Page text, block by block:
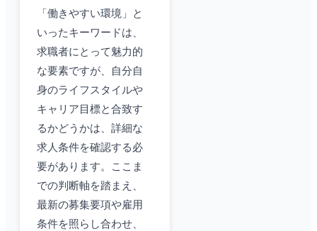
「働きやすい環境」と
いったキーワードは、
求職者にとって魅力的
な要素ですが、自分自
身のライフスタイルや
キャリア目標と合致す
るかどうかは、詳細な
求人条件を確認する必
要があります。ここま
での判断軸を踏まえ、
最新の募集要項や雇用
条件を照らし合わせ、